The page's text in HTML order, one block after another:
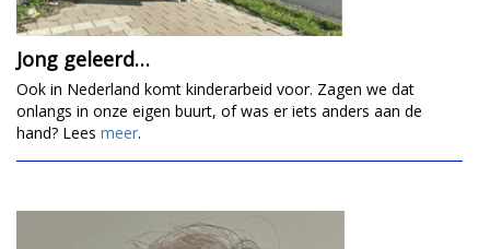
Jong geleerd…
Ook in Nederland komt kinderarbeid voor. Zagen we dat
onlangs in onze eigen buurt, of was er iets anders aan de
hand? Lees meer.